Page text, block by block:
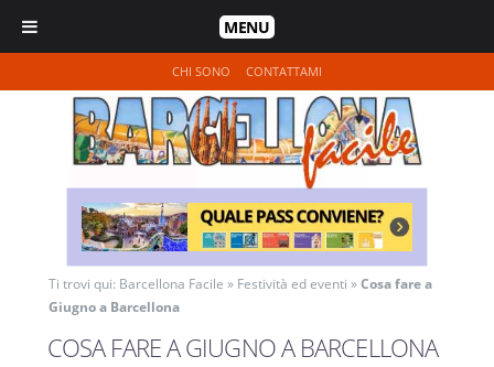
MENU
CHI SONO CONTATTAMI
Ti trovi qui: Barcellona Facile » Festività ed eventi »Cosa fare a
Giugno a Barcellona
COSA FARE A GIUGNO A BARCELLONA